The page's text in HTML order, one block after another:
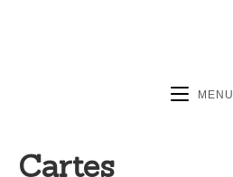
MENU
Cartes